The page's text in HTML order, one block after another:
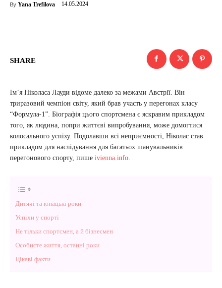
By Yana Trefilova 14.05.2024
SHARE
Ім’я Ніколаса Лауди відоме далеко за межами Австрії. Він
триразовий чемпіон світу, який брав участь у перегонах класу
“Формула-1”. Біографія цього спортсмена є яскравим прикладом
того, як людина, попри життєві випробування, може домогтися
колосального успіху. Подолавши всі неприємності, Ніколас став
прикладом для наслідування для багатьох шанувальників
перегонового спорту, пише ivienna.info
Дитячі та юнацькі роки
Успіхи у спорті
Не тільки спортсмен, а й бізнесмен
Особисте життя, останні роки
Цікаві факти